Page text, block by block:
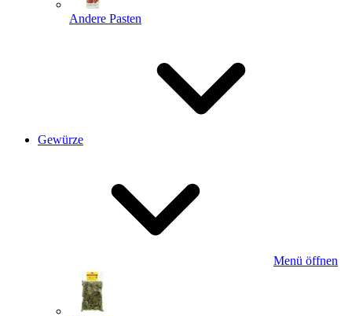
Andere Pasten
Gewürze
Menü öffnen